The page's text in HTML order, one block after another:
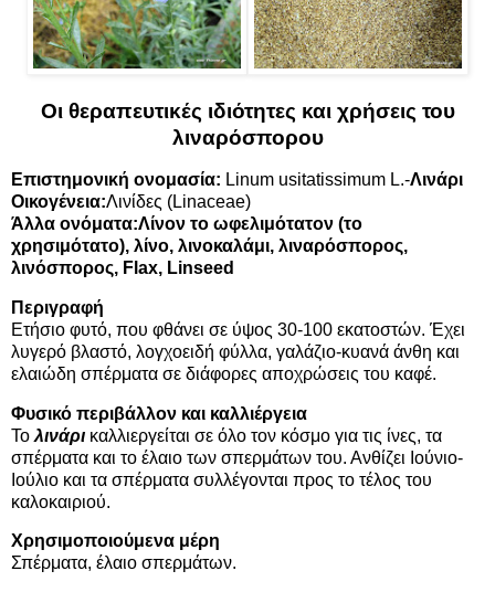
Οι θεραπευτικές ιδιότητες και χρήσεις του
λιναρόσπορου
Επιστημονική ονομασία: Linum usitatissimum L.-Λινάρι
Οικογένεια:Λινίδες (Linaceae)
Άλλα ονόματα:Λίνον το ωφελιμότατον (το
χρησιμότατο), λίνο, λινοκαλάμι, λιναρόσπορος,
λινόσπορος, Flax, Linseed
Περιγραφή
Ετήσιο φυτό, που φθάνει σε ύψος 30-100 εκατοστών. Έχει
λυγερό βλαστό, λογχοειδή φύλλα, γαλάζιο-κυανά άνθη και
ελαιώδη σπέρματα σε διάφορες αποχρώσεις του καφέ.
Φυσικό περιβάλλον και καλλιέργεια
Το λινάρι καλλιεργείται σε όλο τον κόσμο για τις ίνες, τα
σπέρματα και το έλαιο των σπερμάτων του. Ανθίζει Ιούνιο-
Ιούλιο και τα σπέρματα συλλέγονται προς το τέλος του
καλοκαιριού.
Χρησιμοποιούμενα μέρη
Σπέρματα, έλαιο σπερμάτων.